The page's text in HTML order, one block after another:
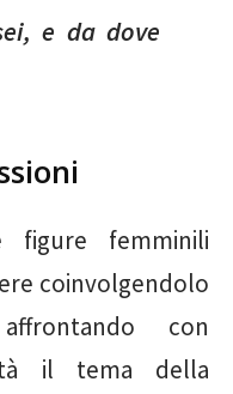
e da dove
femminili
coinvolgendolo
con
il tema della